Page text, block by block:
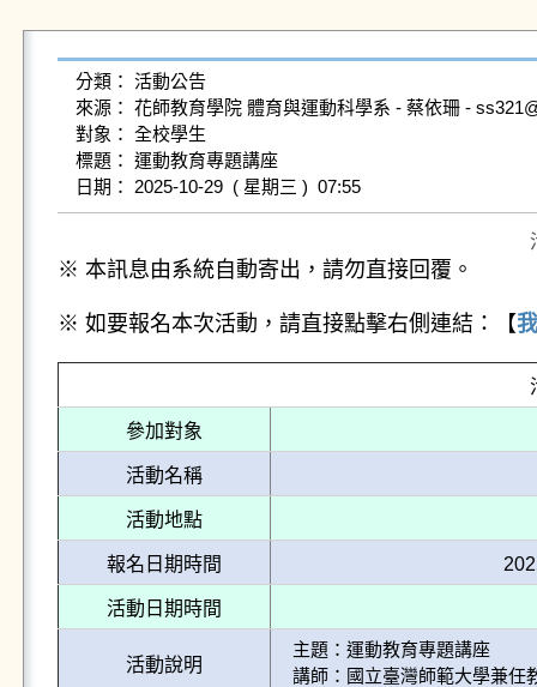
分類： 活動公告
來源： 花師教育學院 體育與運動科學系 - 蔡依珊 -
對象： 全校學生
標題： 運動教育專題講座
日期： 2025-10-29  ( 星期三 )  07:55
※ 本訊息由系統自動寄出，請勿直接回覆。
※ 如要報名本次活動，請直接點擊右側連結：【
參加對象
活動名稱
活動地點
報名日期時間
活動日期時間
活動說明
主題：運動教育專題講座
講師：國立臺灣師範大學兼任